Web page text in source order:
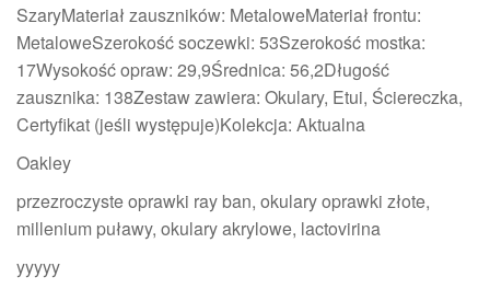
SzaryMateriał zauszników: MetaloweMateriał frontu:
MetaloweSzerokość soczewki: 53Szerokość mostka:
17Wysokość opraw: 29,9Średnica: 56,2Długość
zausznika: 138Zestaw zawiera: Okulary, Etui, Ściereczka,
Certyfikat (jeśli występuje)Kolekcja: Aktualna
Oakley
przezroczyste oprawki ray ban, okulary oprawki złote,
millenium puławy, okulary akrylowe, lactovirina
yyyyy